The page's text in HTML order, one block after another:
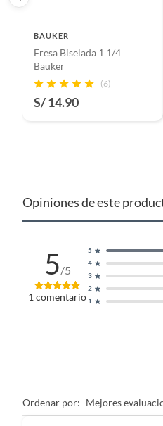
BAUKER
Fresa Biselada 1 1/4
Bauker
(6)
S/ 14.90
Opiniones de este
5/5
1 comentario 1
2
3
4
5
Ordenar por: Mejores